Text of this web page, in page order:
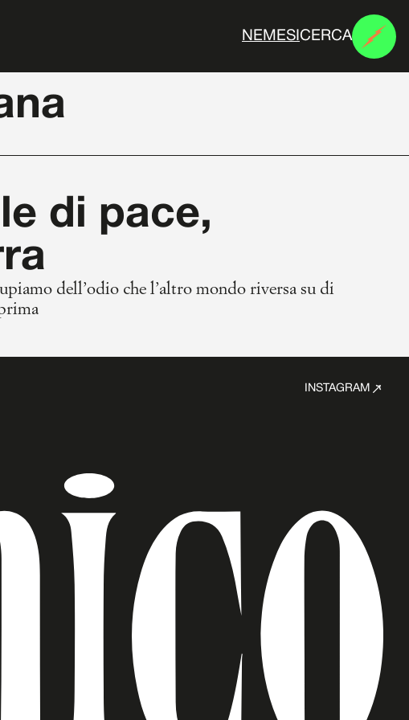
N E M ES CERCA
di pace,
dell’odio che l’altro mondo riversa su di
INSTAGRAM